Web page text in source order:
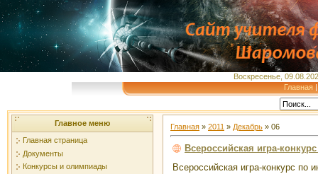
Воскресенье,
Главная
Главное меню
Главная страница
Документы
Конкурсы и олимпиады
Главная » 2011 » Декабрь » 06
Всероссийская игра-
Всероссийская игра-конкурс по